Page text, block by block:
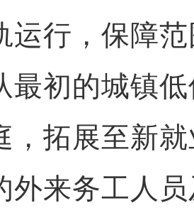
运行，保障
最初的城镇
，拓展至新
外来务工人